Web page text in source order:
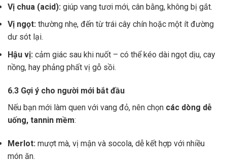
Vị chua (acid): giúp vang tươi mới, cân bằng, không bị gắt.
Vị ngọt: thường nhẹ, đến từ trái cây chín hoặc một ít đường
dư sót lại.
Hậu vị: cảm giác sau khi nuốt – có thể kéo dài ngọt dịu, cay
nồng, hay phảng phất vị gỗ sồi.
6.3 Gợi ý cho người mới bắt đầu
Nếu bạn mới làm quen với vang đỏ, nên chọn các dòng dễ
uống, tannin mềm:
Merlot: mượt mà, vị mận và socola, dễ kết hợp với nhiều
món ăn.